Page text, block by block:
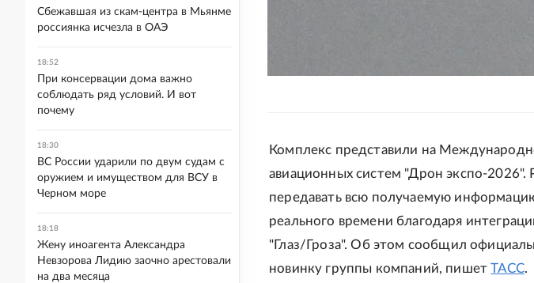
Комплекс представили на
авиационных систем "Дрон экспо-2026".
передавать всю получаемую
реального времени благодаря
"Глаз/Гроза". Об этом сообщил
новинку группы компаний, пишетТАСС.
Сбежавшая из скам-центра в Мьянме
россиянка исчезла в ОАЭ
18:52
При консервации дома важно
соблюдать ряд условий. И вот
почему
18:30
ВС России ударили по двум судам с
оружием и имуществом для ВСУ в
Черном море
18:18
Жену иноагента Александра
Невзорова Лидию заочно арестовали
на два месяца